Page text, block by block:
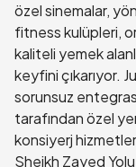
özel sinemalar,
fitness kulüpleri,
kaliteli yemek
keyfini çıkarıyor.
sorunsuz
tarafından özel
konsiyerj
Sheikh Zayed